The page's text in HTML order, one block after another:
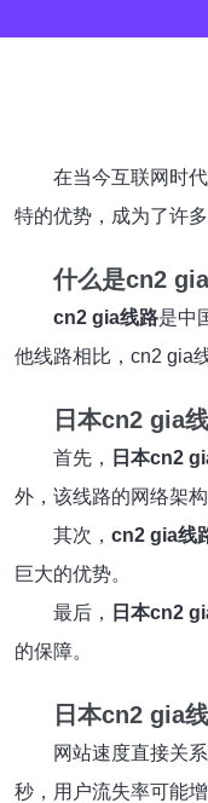
在当今互联网时
特的优势，成为了许
什么是cn2
cn2 gia线路是中
他线路相比，cn2 gia
日本cn2 gia
首先， 日本cn2
外，该线路的网络架
其次， cn2 gia线
巨大的优势。
最后，
日本cn2
的保障。
日本cn2 gia
网站速度直接关
秒，用户流失率可能